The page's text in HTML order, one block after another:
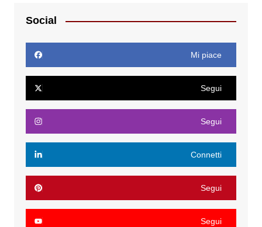
Social
Mi piace
Segui
Segui
Connetti
Segui
Segui